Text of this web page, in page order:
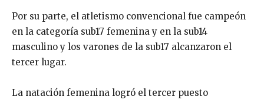
Por su parte, el atletismo convencional fue campeón
en la categoría sub17 femenina y en la sub14
masculino y los varones de la sub17 alcanzaron el
tercer lugar.
La natación femenina logró el tercer puesto